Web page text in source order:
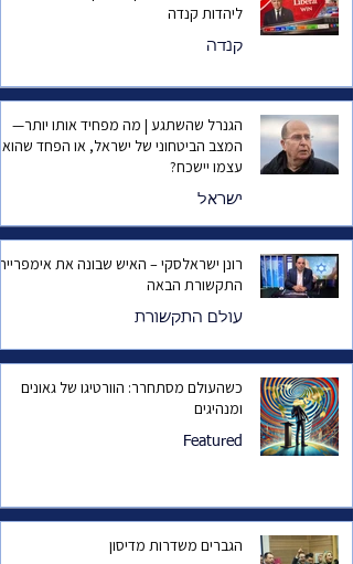
ליהדות קנדה
קנדה
הגנרל שהשתגע | מה מפחיד אותו יותר—
המצב הביטחוני של ישראל, או הפחד שהוא
עצמו יישכח?
ישראל
רונן ישראלסקי – האיש שבונה את
התקשורת הבאה
עולם התקשורת
כשהעולם מסתחרר: הוורטיגו של גאונים
ומנהיגים
Featured
הגברים משדרות מדיסון